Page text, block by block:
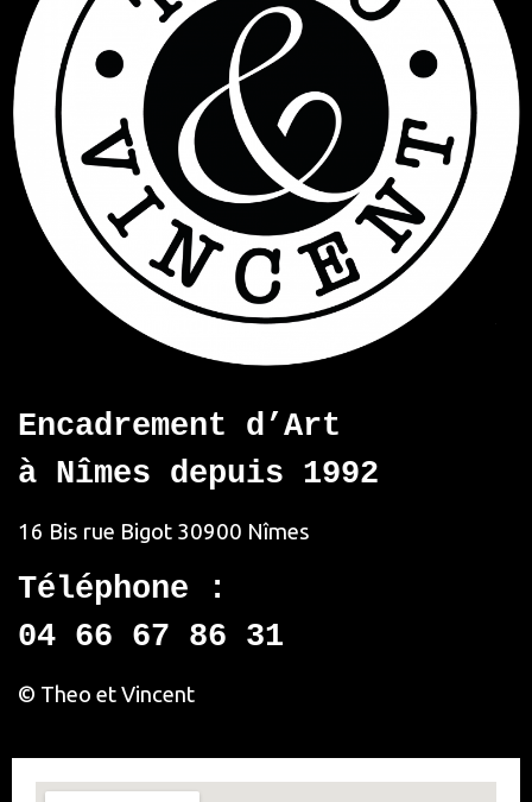
Encadrement d’Art
à Nîmes depuis 1992
16 Bis rue Bigot 30900 Nîmes
Téléphone :
04 66 67 86 31
© Theo et Vincent